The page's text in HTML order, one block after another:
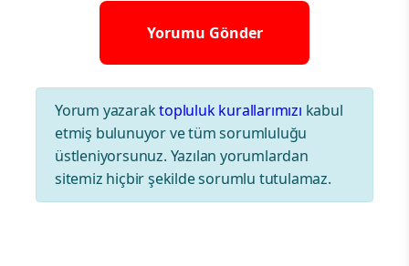
Yorum yazaraktopluluk kurallarımızı kabul
etmiş bulunuyor ve tüm sorumluluğu
üstleniyorsunuz. Yazılan yorumlardan
sitemiz hiçbir şekilde sorumlu tutulamaz.